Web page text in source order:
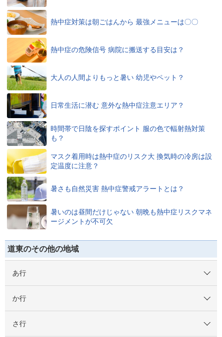
熱中症対策は朝ごはんから 最強メニューは〇〇
熱中症の危険信号 病院に搬送する目安は？
大人の人間よりもっと暑い 幼児やペット？
日常生活に潜む 意外な熱中症注意エリア？
時間帯で日陰を探すポイント 服の色で輻射熱対策
も？
マスク着用時は熱中症のリスク大 換気時の冷房は設
定温度に注意？
暑さも自然災害 熱中症警戒アラートとは？
暑いのは昼間だけじゃない 朝晩も熱中症リスクマネ
ージメントが不可欠
道東のその他の地域
あ行
か行
さ行